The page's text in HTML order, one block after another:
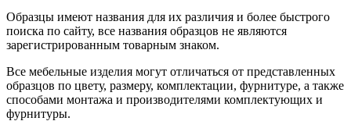
Образцы имеют названия для их различия и более быстрого
поиска по сайту, все названия образцов не являются
зарегистрированным товарным знаком.
Все мебельные изделия могут отличаться от представленных
образцов по цвету, размеру, комплектации, фурнитуре, а также
способами монтажа и производителями комплектующих и
фурнитуры.